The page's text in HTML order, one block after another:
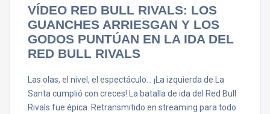
VÍDEO RED BULL RIVALS: LOS
GUANCHES ARRIESGAN Y LOS
GODOS PUNTÚAN EN LA IDA DEL
RED BULL RIVALS
Las olas, el nivel, el espectáculo… ¡La izquierda de La
Santa cumplió con creces! La batalla de ida del Red Bull
Rivals fue épica. Retransmitido en streaming para todo